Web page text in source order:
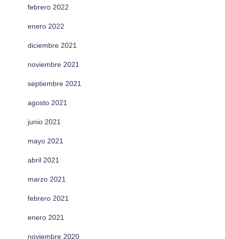
febrero 2022
enero 2022
diciembre 2021
noviembre 2021
septiembre 2021
agosto 2021
junio 2021
mayo 2021
abril 2021
marzo 2021
febrero 2021
enero 2021
noviembre 2020